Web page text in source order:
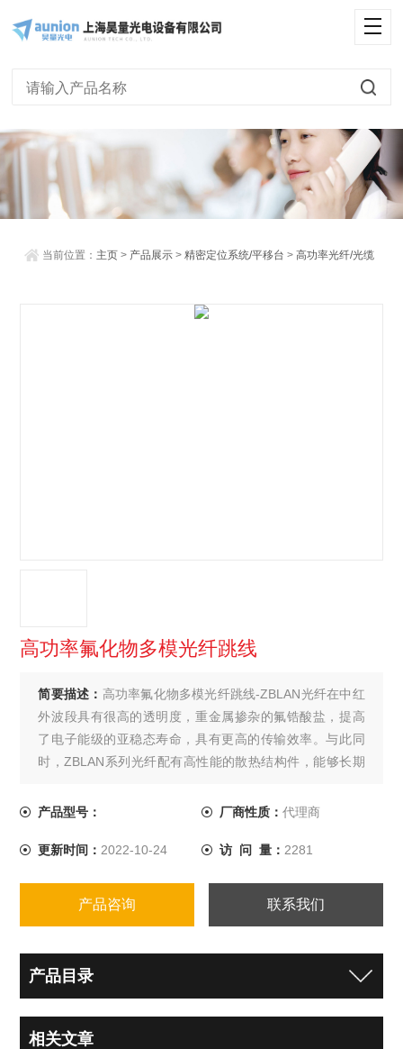
当前位置： 主页 > 产品展示 >精密定位系统/平移台 >高功率光纤/光缆
高功率氟化物多模光纤跳线
简要描述： 高功率氟化物多模光纤跳线-ZBLAN光纤在中红
外波段具有很高的透明度，重金属掺杂的氟锆酸盐，提高
了电子能级的亚稳态寿命，具有更高的传输效率。与此同
时，ZBLAN系列光纤配有高性能的散热结构件，能够长期
产品型号：
厂商性质： 代理商
更新时间： 2022-10-24 访 问 量： 2281
产品咨询 联系我们
产品目录
相关文章